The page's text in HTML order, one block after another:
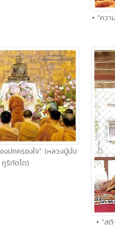
• "คว
งปกครองใจ" (หลวงปู่มั่น
ภูริทัตโต)
• "ส